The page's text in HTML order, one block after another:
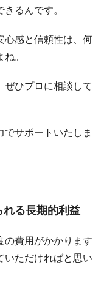
るんです。
心感と信頼性は、何
。
ぜひプロに相談して
サポートいたしま
る長期的利益
の費用がかかります
いただければと思い